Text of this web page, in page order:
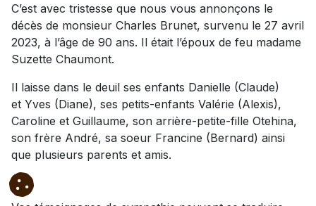
C’est avec tristesse que nous vous annonçons le
décès de monsieur Charles Brunet, survenu le 27 avril
2023, à l’âge de 90 ans. Il était l’époux de feu madame
Suzette Chaumont.
Il laisse dans le deuil ses enfants Danielle (Claude)
et Yves (Diane), ses petits-enfants Valérie (Alexis),
Caroline et Guillaume, son arrière-petite-fille Otehina,
son frère André, sa soeur Francine (Bernard) ainsi
que plusieurs parents et amis.